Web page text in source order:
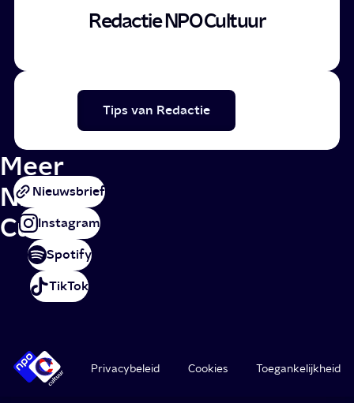
Redactie NPO Cultuur
Tips van Redactie
Meer
NPO
Cultuur
Nieuwsbrief
Instagram
Spotify
TikTok
Privacybeleid Cookies Toegankelijkheid